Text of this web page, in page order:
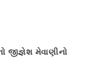
જીજ્ઞેશ મેવાણીનો